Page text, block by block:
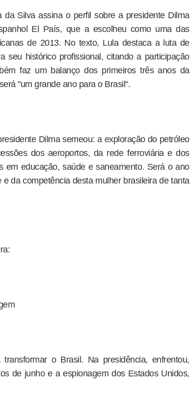
da Silva assina o perfil sobre a presidente Dilma
El País, que a escolheu como uma das
de 2013. No texto, Lula destaca a luta de
seu histórico profissional, citando a participação
faz um balanço dos primeiros três anos da
"um grande ano para o Brasil".
Dilma semeou: a exploração do petróleo
dos aeroportos, da rede ferroviária e dos
em educação, saúde e saneamento. Será o ano
da competência desta mulher brasileira de tanta
o Brasil. Na presidência, enfrentou,
de junho e a espionagem dos Estados Unidos,